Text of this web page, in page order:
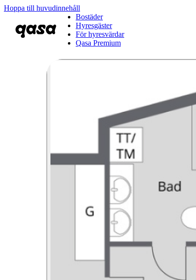
Hoppa till huvudinnehåll
Bostäder
Hyresgäster
För hyresvärdar
Qasa Premium